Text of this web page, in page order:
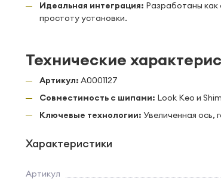
Идеальная интеграция: Разработаны как
простоту установки.
Технические
Артикул: A0001127
Совместимость с шипами: Look Keo и
Ключевые технологии: Увеличенная ось,
Характеристики
Артикул